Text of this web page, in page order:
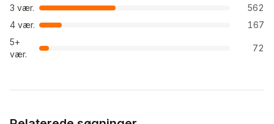
3 vær.
562
4 vær.
167
5+
vær.
72